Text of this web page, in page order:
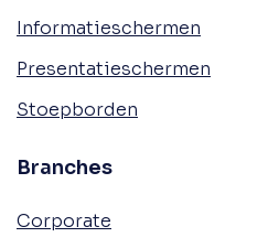
Informatieschermen
Presentatieschermen
Stoepborden
Branches
Corporate